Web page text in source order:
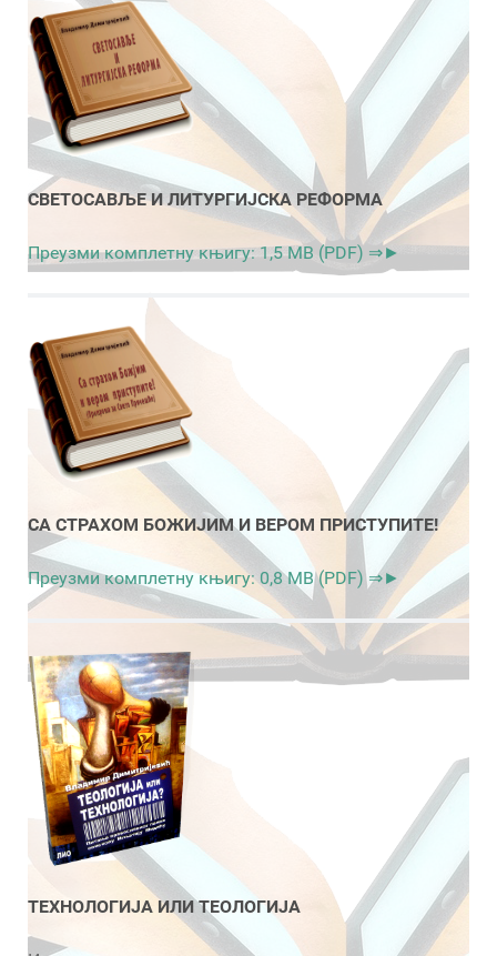
СВЕТОСАВЉЕ И ЛИТУРГИЈСКА РЕФОРМА
Преузми комплетну књигу: 1,5 MB (PDF) ⇒►
СА СТРАХОМ БОЖИЈИМ И ВЕРОМ ПРИСТУПИТЕ!
Преузми комплетну књигу: 0,8 MB (PDF) ⇒►
ТЕХНОЛОГИЈА ИЛИ ТЕОЛОГИЈА